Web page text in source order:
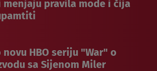
pravila mode i čija
novu HBO seriju "War" o
sa Sijenom Miler